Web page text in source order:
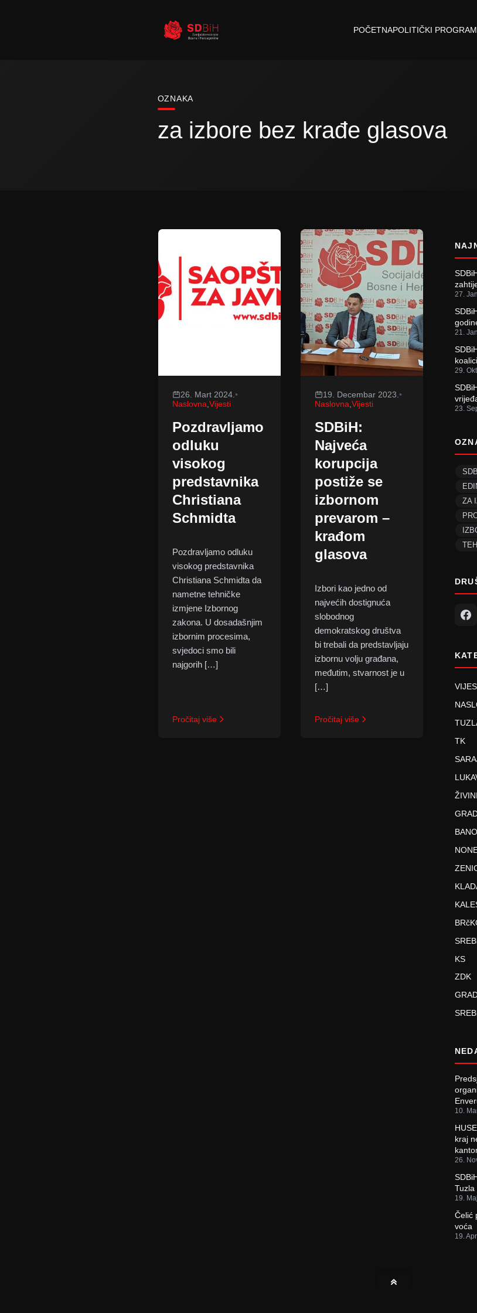
POČETNAPOLITIČKI PROGRAM
OZNAKA
za izbore bez krađe glasova
26. Mart 2024. •
Naslovna Vijesti
Pozdravljamo
odluku
visokog
predstavnika
Christiana
Schmidta
Pozdravljamo odluku
visokog predstavnika
Christiana Schmidta da
nametne tehničke
izmjene Izbornog
zakona. U dosadašnjim
izbornim procesima,
svjedoci smo bili
najgorih […]
Pročitaj više
19. Decembar 2023. •
Naslovna Vijesti
SDBiH:
Najveća
korupcija
postiže se
izbornom
prevarom –
krađom
glasova
Izbori kao jedno od
najvećih dostignuća
slobodnog
demokratskog društva
bi trebali da predstavljaju
izbornu volju građana,
međutim, stvarnost je u
[…]
Pročitaj više
27.
21.
29.
23.
ZA
TK
KS
ZDK
10.
kraj
26.
Tuzla
19.
Čelić
voća
19.